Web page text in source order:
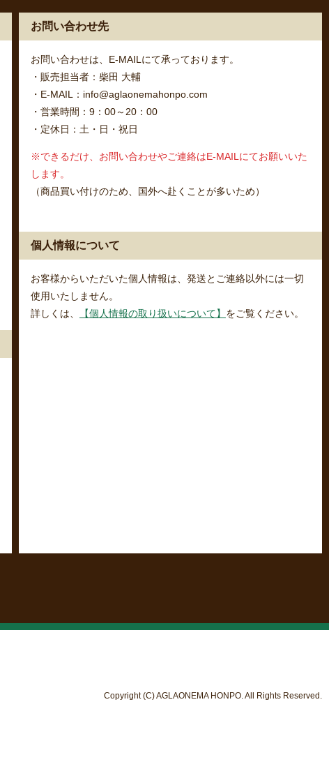
お問い合わせ先
お問い合わせは、E-MAILにて承っております。
・販売担当者：柴田 大輔
・E-MAIL：info@aglaonemahonpo.com
・営業時間：9：00～20：00
・定休日：土・日・祝日
※できるだけ、お問い合わせやご連絡はE-MAILにてお願いいた
します。
（商品買い付けのため、国外へ赴くことが多いため）
個人情報について
お客様からいただいた個人情報は、発送とご連絡以外には一切
使用いたしません。
詳しくは、
【個人情報の取り扱いについて】 をご覧ください。
Copyright (C) AGLAONEMA HONPO. All Rights Reserved.